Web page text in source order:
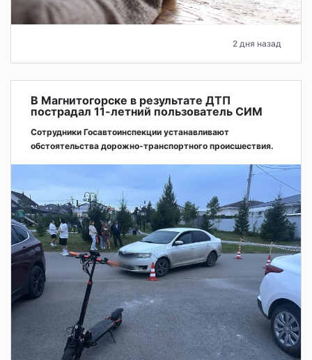
2 дня назад
В Магнитогорске в результате ДТП
пострадал 11-летний пользователь СИМ
Сотрудники Госавтоинспекции устанавливают
обстоятельства дорожно-транспортного происшествия.